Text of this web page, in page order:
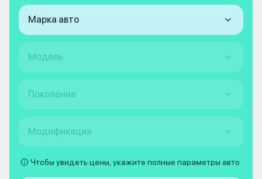
Марка авто
Модель
Поколение
Модификация
Чтобы увидеть цены, укажите полные параметры авто